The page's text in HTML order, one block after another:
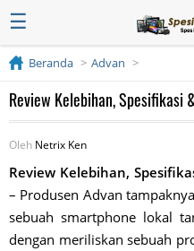
☰
Beranda Advan
Review Kelebihan, Spesifikasi
Oleh Netrix Ken
Review Kelebihan,
– Produsen Advan
sebuah smartphone lokal
dengan meriliskan sebuah